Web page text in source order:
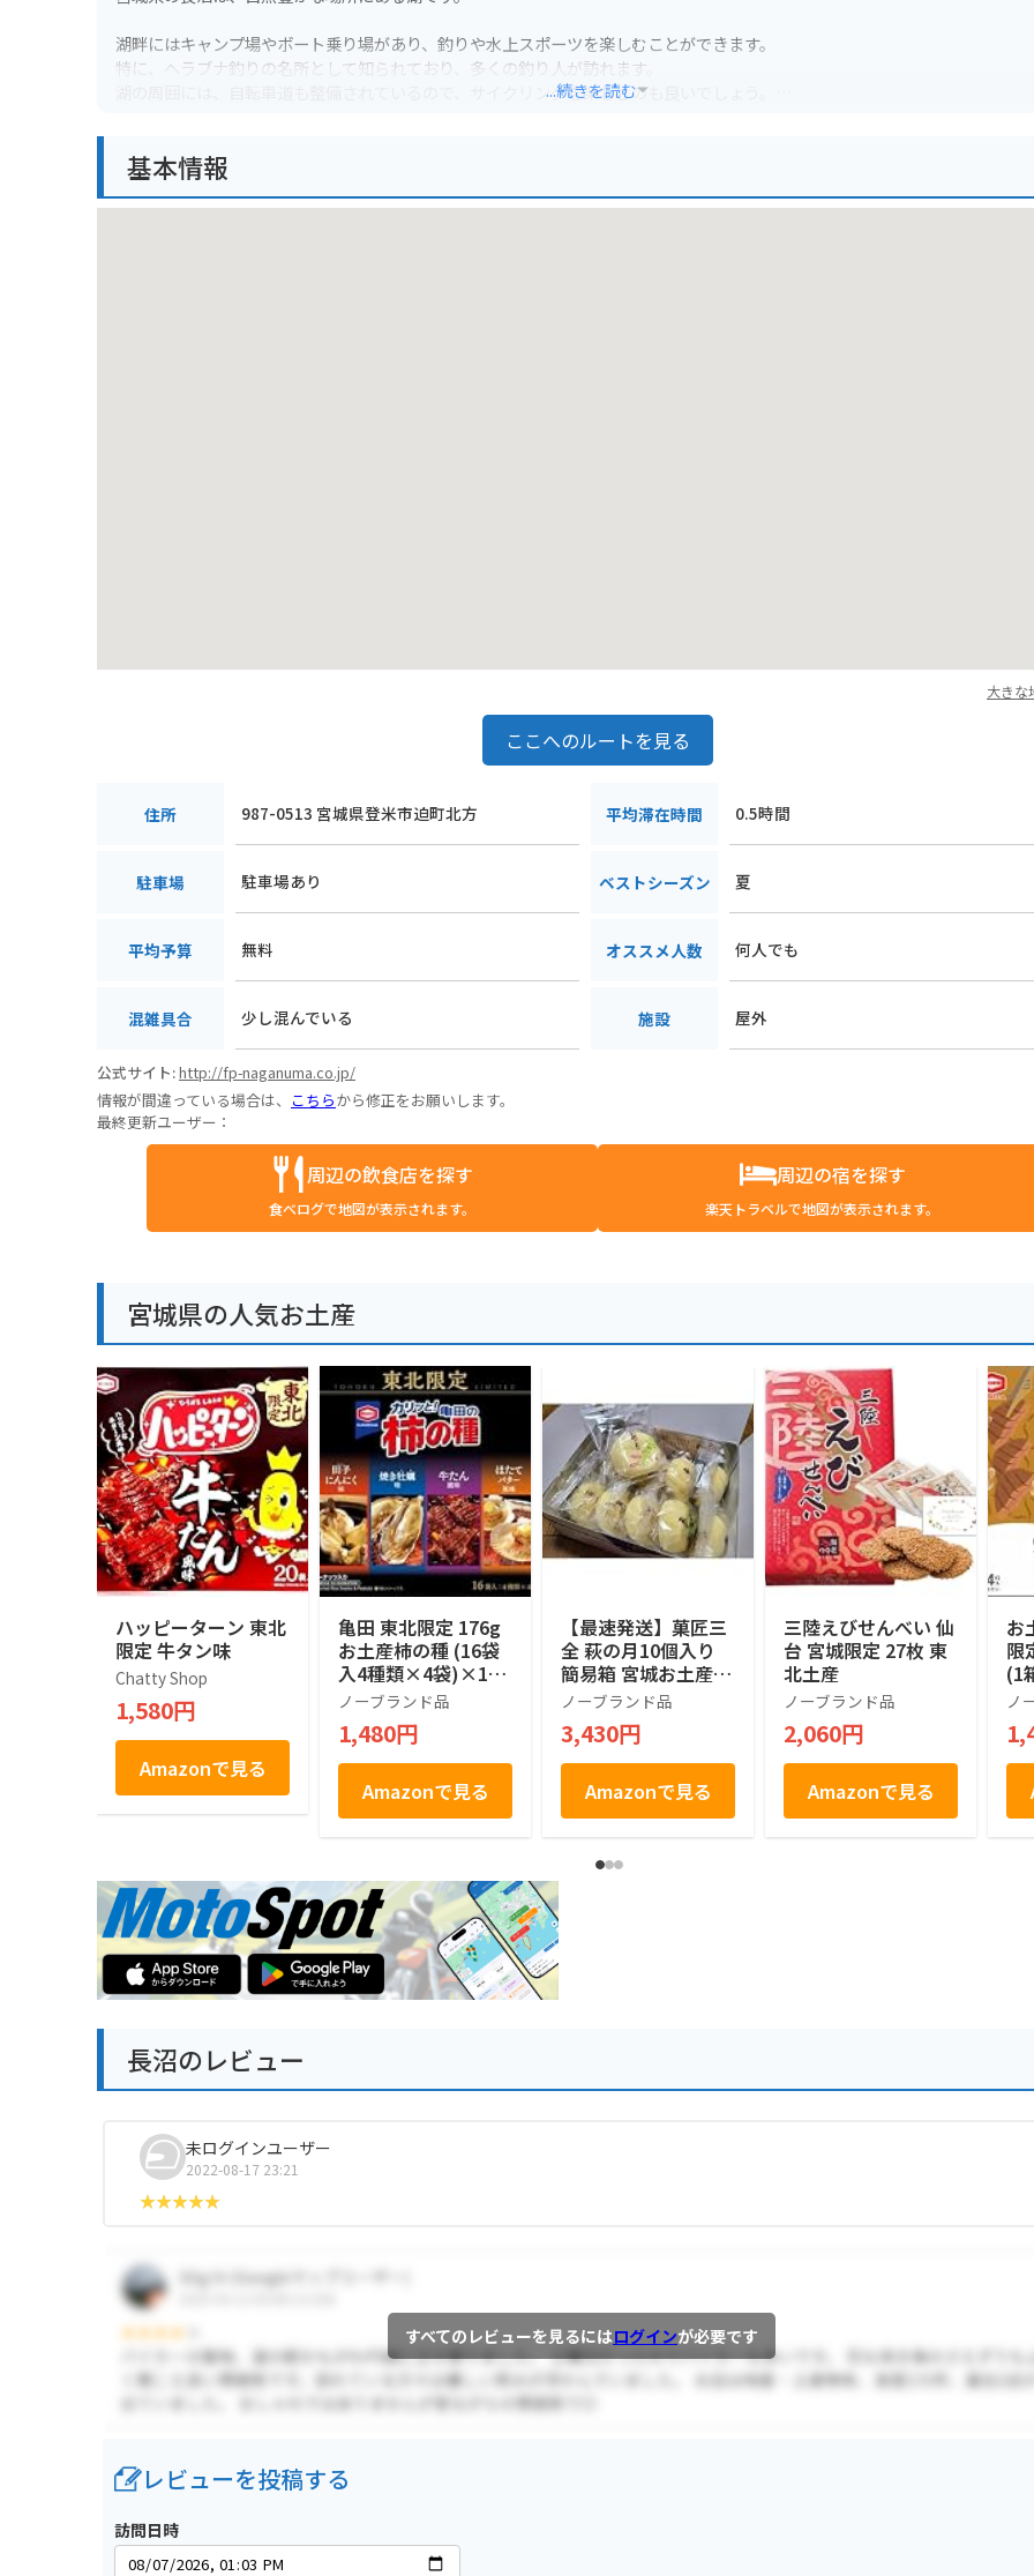
湖畔にはキャンプ場やボート乗り場があり、釣りや水上スポーツを楽しむことができます。
特に、ヘラブナ釣りの名所として知られており、多くの釣り人が訪れます。
湖の周囲には、自転車道も整備されているので、サイクリングを楽しむのも良いでしょう。
春には桜、秋には紅葉と、四季折々の美しい景色を楽しむことができます。周辺には温泉地もあるので、観光の拠点としても最
...続きを読む
基本情報
大きな
ここへのルートを見る
住所 987-0513 宮城県登米市迫町北方 平均滞在時間 0.5時間
駐車場 駐車場あり ベストシーズン 夏
平均予算 無料 オススメ人数 何人でも
混雑具合 少し混んでいる 施設 屋外
公式サイト:http://fp-naganuma.co.jp/
情報が間違っている場合は、 こちらから修正をお願いします。
最終更新ユーザー：
周辺の飲食店を探す
食べログで地図が表示されます。
周辺の宿を探す
楽天トラベルで地図が表示されます。
宮城県の人気お土産
ハッピーターン 東北
限定 牛タン味
Chatty Shop
1,580円
Amazonで見る
亀田 東北限定 176g
お土産柿の種 (16袋
入4種類×4袋)×1箱
田子にんにく味 いか
焼き醤油マヨネーズ
風味 ほたてバター
牛たん風味
ノーブランド品
1,480円
Amazonで見る
【最速発送】菓匠三
全 萩の月10個入り
簡易箱 宮城お土産
仙台銘菓
ノーブランド品
3,430円
Amazonで見る
三陸えびせんべい 仙
台 宮城限定 27枚 東
北土産
ノーブランド品
2,060円
Amazonで見る
お
限
(1
風
ノ
長沼のレビュー
未ログインユーザー
2022-08-17 23:21
すべてのレビューを見るにはログインが必要です
レビューを投稿する
訪問日時